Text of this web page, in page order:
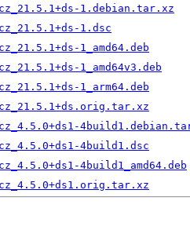
1.debian.tar.xz
1.dsc
1_amd64.deb
1_amd64v3.deb
1_arm64.deb
4build1.dsc
4build1_amd64.deb